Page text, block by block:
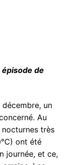
de
un
Au
très
ont été
journée, et ce,